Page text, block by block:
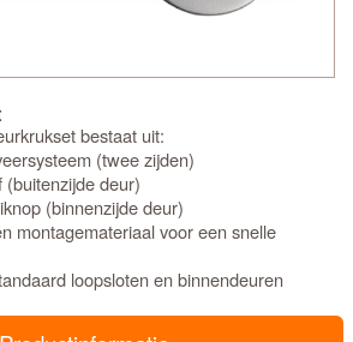
bestaat uit:
(twee zijden)
deur)
(binnenzijde deur)
montagemateriaal voor een snelle
loopsloten en binnendeuren